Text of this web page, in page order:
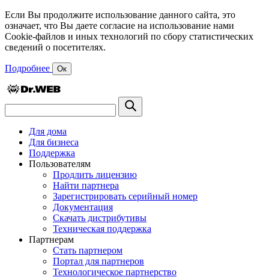
Если Вы продолжите использование данного сайта, это
означает, что Вы даете согласие на использование нами
Cookie-файлов и иных технологий по сбору статистических
сведений о посетителях.
Подробнее Ок
Для дома
Для бизнеса
Поддержка
Пользователям
Продлить лицензию
Найти партнера
Зарегистрировать серийный номер
Документация
Скачать дистрибутивы
Техническая поддержка
Партнерам
Стать партнером
Портал для партнеров
Технологическое партнерство